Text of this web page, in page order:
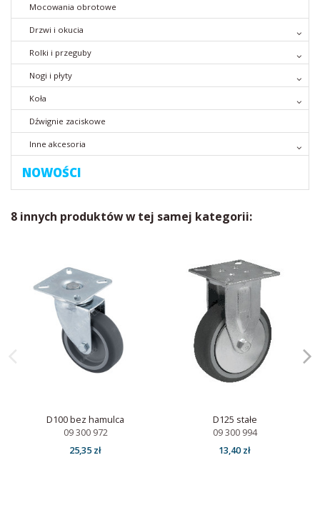
Mocowania obrotowe
Drzwi i okucia
Rolki i przeguby
Nogi i płyty
Koła
Dźwignie zaciskowe
Inne akcesoria
NOWOŚCI
8 innych produktów w tej samej kategorii:
D100 bez hamulca
09 300 972
25,35 zł
D125 stałe
09 300 994
13,40 zł